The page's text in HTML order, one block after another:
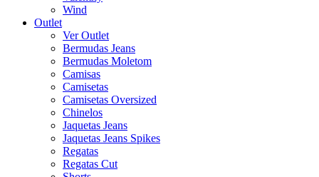
Wind
Outlet
Ver Outlet
Bermudas Jeans
Bermudas Moletom
Camisas
Camisetas
Camisetas Oversized
Chinelos
Jaquetas Jeans
Jaquetas Jeans Spikes
Regatas
Regatas Cut